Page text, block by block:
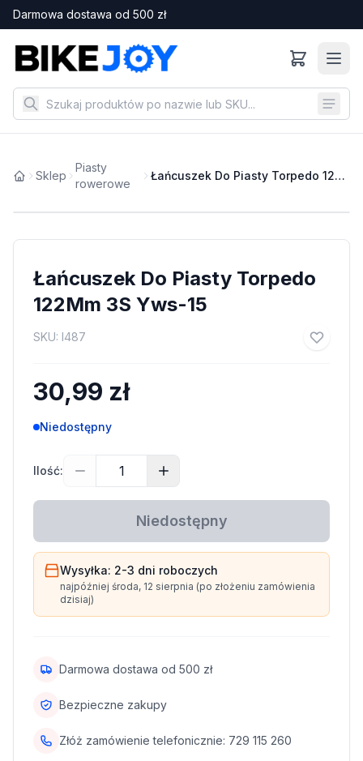
Darmowa dostawa od 500 zł
Sklep
Piasty
rowerowe
Łańcuszek Do Piasty Torpedo 122Mm 3S Yws-15
Łańcuszek Do Piasty Torpedo
122Mm 3S Yws-15
SKU: I487
30,99 zł
Niedostępny
Ilość:
Niedostępny
Wysyłka: 2-3 dni roboczych
najpóźniej środa, 12 sierpnia (po złożeniu zamówienia
dzisiaj)
Darmowa dostawa od 500 zł
Bezpieczne zakupy
Złóż zamówienie telefonicznie: 729 115 260